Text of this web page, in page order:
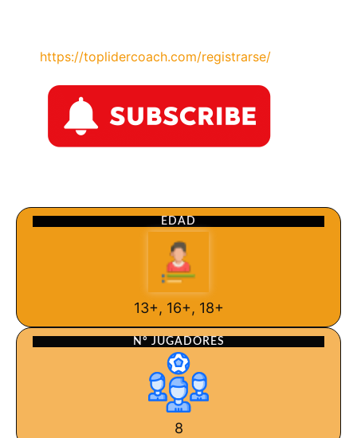
https://toplidercoach.com/registrarse/
EDAD
13+, 16+, 18+
Nº JUGADORES
8